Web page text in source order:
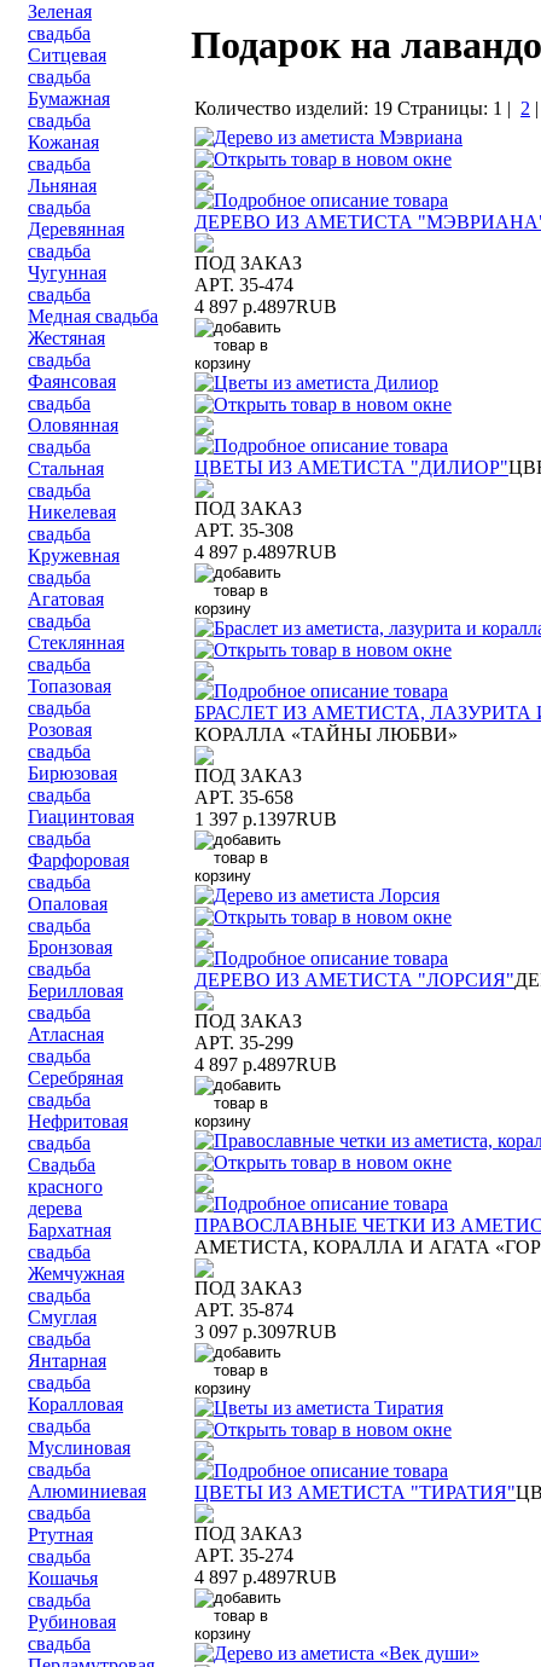
Зеленая
свадьба
Ситцевая
свадьба
Бумажная
свадьба
Кожаная
свадьба
Льняная
свадьба
Деревянная
свадьба
Чугунная
свадьба
Медная свадьба
Жестяная
свадьба
Фаянсовая
свадьба
Оловянная
свадьба
Стальная
свадьба
Никелевая
свадьба
Кружевная
свадьба
Агатовая
свадьба
Стеклянная
свадьба
Топазовая
свадьба
Розовая
свадьба
Бирюзовая
свадьба
Гиацинтовая
свадьба
Фарфоровая
свадьба
Опаловая
свадьба
Бронзовая
свадьба
Берилловая
свадьба
Атласная
свадьба
Серебряная
свадьба
Нефритовая
свадьба
Свадьба
красного
дерева
Бархатная
свадьба
Жемчужная
свадьба
Смуглая
свадьба
Янтарная
свадьба
Коралловая
свадьба
Муслиновая
свадьба
Алюминиевая
свадьба
Ртутная
свадьба
Кошачья
свадьба
Рубиновая
свадьба
Подарок на
Количество изделий: 19 Страницы: 1 | 2
ДЕРЕВО ИЗ АМЕТИСТА
ПОД ЗАКАЗ
АРТ. 35-474
4 897 р.4897RUB
ЦВЕТЫ ИЗ АМЕТИСТА "ДИЛИОР"
ПОД ЗАКАЗ
АРТ. 35-308
4 897 р.4897RUB
БРАСЛЕТ ИЗ АМЕТИСТА,
КОРАЛЛА «ТАЙНЫ ЛЮБВИ»
ПОД ЗАКАЗ
АРТ. 35-658
1 397 р.1397RUB
ДЕРЕВО ИЗ АМЕТИСТА "ЛОРСИЯ"
ПОД ЗАКАЗ
АРТ. 35-299
4 897 р.4897RUB
ПРАВОСЛАВНЫЕ ЧЕТКИ ИЗ
АМЕТИСТА, КОРАЛЛА И АГАТА
ПОД ЗАКАЗ
АРТ. 35-874
3 097 р.3097RUB
ЦВЕТЫ ИЗ АМЕТИСТА "ТИРАТИЯ"
ПОД ЗАКАЗ
АРТ. 35-274
4 897 р.4897RUB